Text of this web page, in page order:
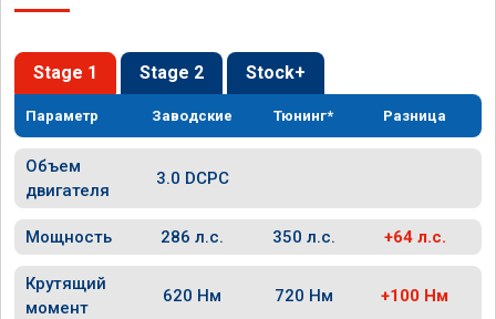
Stage 1 Stage 2 Stock+
Параметр Заводские Тюнинг* Разница
Объем
двигателя
3.0 DCPC
Мощность 286 л.с. 350 л.с. +64 л.с.
Крутящий
момент
620 Нм 720 Нм +100 Нм